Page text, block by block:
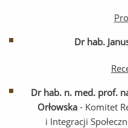
Dr hab.
Dr hab. n. med. prof.
Orłowska - Komitet
i Integracji